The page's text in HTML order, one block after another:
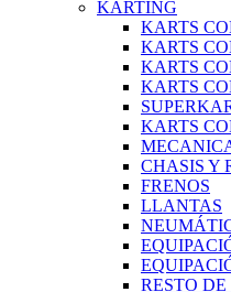
KARTING
KARTS
KARTS
KARTS
KARTS
KARTS
CHASIS Y
FRENOS
LLANTAS
RESTO DE